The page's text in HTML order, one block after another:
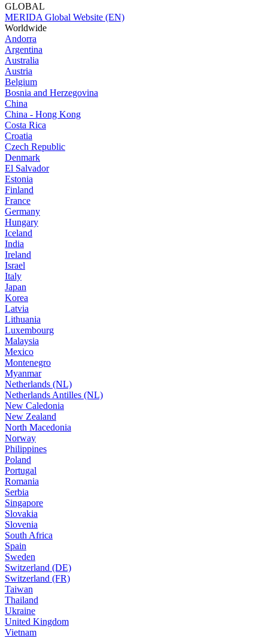
GLOBAL
MERIDA Global Website (EN)
Worldwide
Andorra
Argentina
Australia
Austria
Belgium
Bosnia and Herzegovina
China
China - Hong Kong
Costa Rica
Croatia
Czech Republic
Denmark
El Salvador
Estonia
Finland
France
Germany
Hungary
Iceland
India
Ireland
Israel
Italy
Japan
Korea
Latvia
Lithuania
Luxembourg
Malaysia
Mexico
Montenegro
Myanmar
Netherlands (NL)
Netherlands Antilles (NL)
New Caledonia
New Zealand
North Macedonia
Norway
Philippines
Poland
Portugal
Romania
Serbia
Singapore
Slovakia
Slovenia
South Africa
Spain
Sweden
Switzerland (DE)
Switzerland (FR)
Taiwan
Thailand
Ukraine
United Kingdom
Vietnam